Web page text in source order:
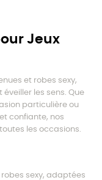
Jeux
et robes sexy,
les sens. Que
particulière ou
confiante, nos
les occasions.
sexy, adaptées